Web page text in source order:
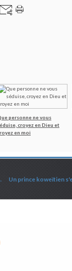
personne ne vous
croyez en Dieu et
en moi
non identifiés